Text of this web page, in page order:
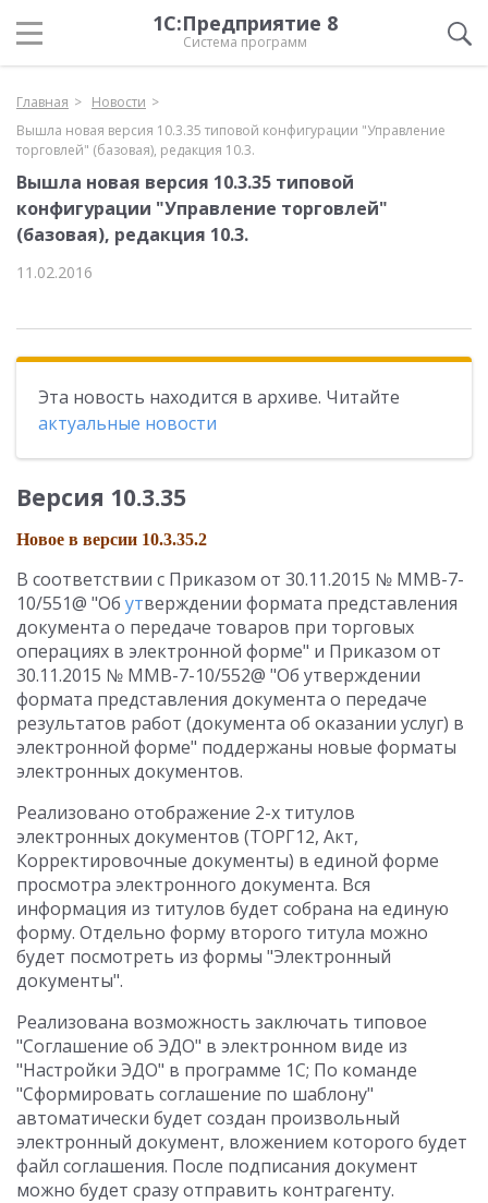
1С:Предприятие 8
Система программ
Главная
Новости
Вышла новая версия 10.3.35 типовой конфигурации "Управление
торговлей" (базовая), редакция 10.3.
Вышла новая версия 10.3.35 типовой
конфигурации "Управление торговлей"
(базовая), редакция 10.3.
11.02.2016
Эта новость находится в архиве. Читайте
актуальные новости
Версия 10.3.35
Новое в версии 10.3.35.2
В соответствии с Приказом от 30.11.2015 № ММВ-7-
10/551@ "Об утверждении формата представления
документа о передаче товаров при торговых
операциях в электронной форме" и Приказом от
30.11.2015 № ММВ-7-10/552@ "Об утверждении
формата представления документа о передаче
результатов работ (документа об оказании услуг) в
электронной форме" поддержаны новые форматы
электронных документов.
Реализовано отображение 2-х титулов
электронных документов (ТОРГ12, Акт,
Корректировочные документы) в единой форме
просмотра электронного документа. Вся
информация из титулов будет собрана на единую
форму. Отдельно форму второго титула можно
будет посмотреть из формы "Электронный
документы".
Реализована возможность заключать типовое
"Соглашение об ЭДО" в электронном виде из
"Настройки ЭДО" в программе 1С; По команде
"Сформировать соглашение по шаблону"
автоматически будет создан произвольный
электронный документ, вложением которого будет
файл соглашения. После подписания документ
можно будет сразу отправить контрагенту.